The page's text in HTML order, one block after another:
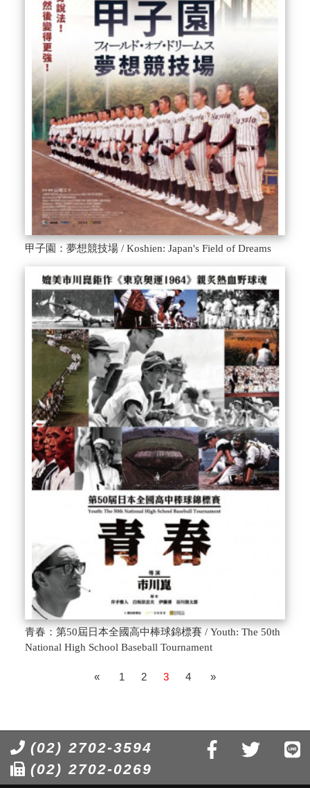
甲子園：夢想競技場 / Koshien: Japan's Field of Dreams
青春：第50屆日本全國高中棒球錦標賽 / Youth: The 50th
National High School Baseball Tournament
« 1 2 3 4 »
(02) 2702-3594
(02) 2702-0269